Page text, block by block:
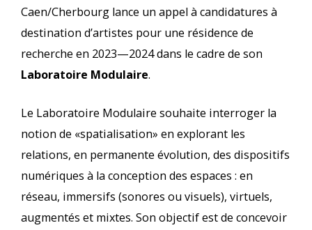
Caen/Cherbourg lance un appel à candidatures à
destination d’artistes pour une résidence de
recherche en 2023—2024 dans le cadre de son
Laboratoire Modulaire.
Le Laboratoire Modulaire souhaite interroger la
notion de «spatialisation» en explorant les
relations, en permanente évolution, des dispositifs
numériques à la conception des espaces : en
réseau, immersifs (sonores ou visuels), virtuels,
augmentés et mixtes. Son objectif est de concevoir